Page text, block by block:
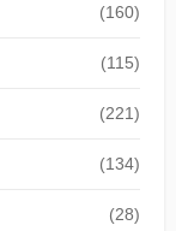
(160)
(115)
(221)
(134)
(28)